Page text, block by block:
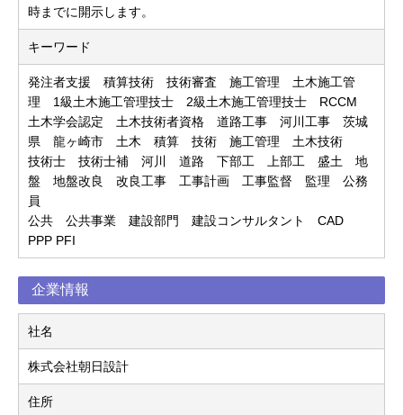
時までに開示します。
キーワード
発注者支援 積算技術 技術審査 施工管理 土木施工管
理 1級土木施工管理技士 2級土木施工管理技士 RCCM
土木学会認定 土木技術者資格 道路工事 河川工事 茨城
県 龍ヶ崎市 土木 積算 技術 施工管理 土木技術
技術士 技術士補 河川 道路 下部工 上部工 盛土 地
盤 地盤改良 改良工事 工事計画 工事監督 監理 公務
員
公共 公共事業 建設部門 建設コンサルタント CAD
PPP PFI
企業情報
社名
株式会社朝日設計
住所